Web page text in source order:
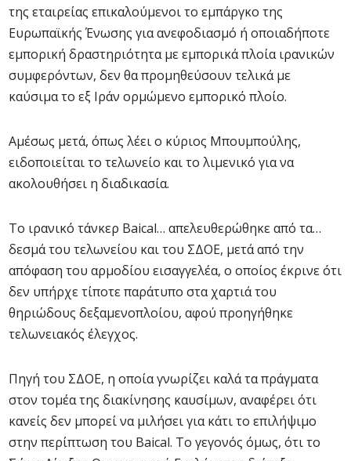
της εταιρείας επικαλούμενοι το εμπάργκο της
Ευρωπαϊκής Ένωσης για ανεφοδιασμό ή οποιαδήποτε
εμπορική δραστηριότητα με εμπορικά πλοία ιρανικών
συμφερόντων, δεν θα προμηθεύσουν τελικά με
καύσιμα το εξ Ιράν ορμώμενο εμπορικό πλοίο.
Αμέσως μετά, όπως λέει ο κύριος Μπουμπούλης,
ειδοποιείται το τελωνείο και το λιμενικό για να
ακολουθήσει η διαδικασία.
To ιρανικό τάνκερ Baical… απελευθερώθηκε από τα…
δεσμά του τελωνείου και του ΣΔΟΕ, μετά από την
απόφαση του αρμοδίου εισαγγελέα, ο οποίος έκρινε ότι
δεν υπήρχε τίποτε παράτυπο στα χαρτιά του
θηριώδους δεξαμενοπλοίου, αφού προηγήθηκε
τελωνειακός έλεγχος.
Πηγή του ΣΔΟΕ, η οποία γνωρίζει καλά τα πράγματα
στον τομέα της διακίνησης καυσίμων, αναφέρει ότι
κανείς δεν μπορεί να μιλήσει για κάτι το επιλήψιμο
στην περίπτωση του Baical. Το γεγονός όμως, ότι το